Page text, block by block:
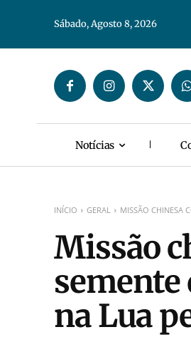
Sábado, Agosto 8, 2026
Notícias
INÍCIO GERAL MISSÃO CHINESA
Missão
semente
na Lua